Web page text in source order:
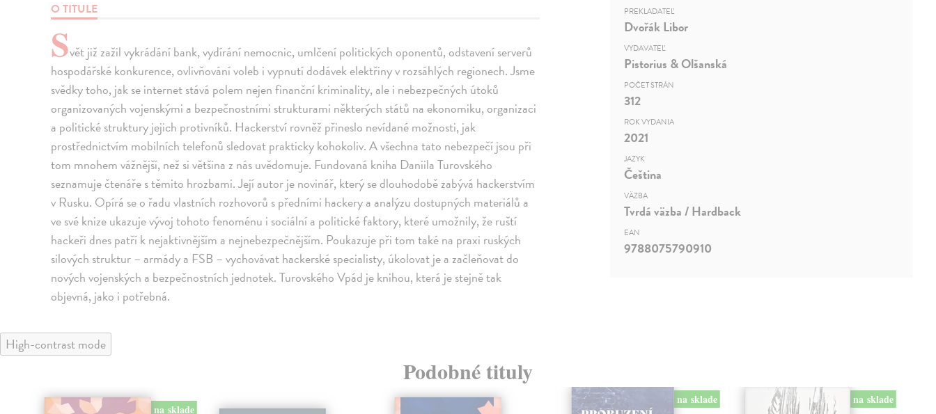
O TITULE
Svět již zažil vykrádání bank, vydírání nemocnic, umlčení politických oponentů, odstavení serverů
hospodářské konkurence, ovlivňování voleb i vypnutí dodávek elektřiny v rozsáhlých regionech. Jsme
svědky toho, jak se internet stává polem nejen finanční kriminality, ale i nebezpečných útoků
organizovaných vojenskými a bezpečnostními strukturami některých států na ekonomiku, organizaci
a politické struktury jejich protivníků. Hackerství rovněž přineslo nevídané možnosti, jak
prostřednictvím mobilních telefonů sledovat prakticky kohokoliv. A všechna tato nebezpečí jsou při
tom mnohem vážnější, než si většina z nás uvědomuje. Fundovaná kniha Daniila Turovského
seznamuje čtenáře s těmito hrozbami. Její autor je novinář, který se dlouhodobě zabývá hackerstvím
v Rusku. Opírá se o řadu vlastních rozhovorů s předními hackery a analýzu dostupných materiálů a
ve své knize ukazuje vývoj tohoto fenoménu i sociální a politické faktory, které umožnily, že ruští
hackeři dnes patří k nejaktivnějším a nejnebezpečnějším. Poukazuje při tom také na praxi ruských
silových struktur – armády a FSB – vychovávat hackerské specialisty, úkolovat je a začleňovat do
nových vojenských a bezpečnostních jednotek. Turovského Vpád je knihou, která je stejně tak
objevná, jako i potřebná.
PREKLADATEĽ
Dvořák Libor
VYDAVATEĽ
Pistorius & Olšanská
POČET STRÁN
312
ROK VYDANIA
2021
JAZYK
Čeština
VÄZBA
Tvrdá väzba / Hardback
EAN
9788075790910
High-contrast mode
Podobné tituly
na sklade
na sklade na sklade